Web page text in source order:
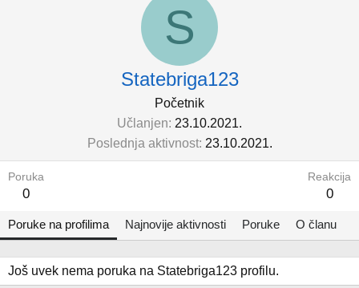
S
Statebriga123
Početnik
Učlanjen 23.10.2021.
Poslednja aktivnost 23.10.2021.
Poruka
0
Reakcija
0
Poruke na profilima Najnovije aktivnosti Poruke O članu
Još uvek nema poruka na Statebriga123 profilu.